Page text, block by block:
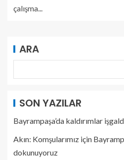
çalışma...
ARA
SON YAZILAR
Bayrampaşa’da kaldırımlar
Akın: Komşularımız için
dokunuyoruz